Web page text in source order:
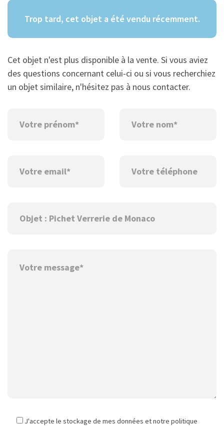
Trop tard, cet objet a été vendu récemment.
Cet objet n'est plus disponible à la vente. Si vous aviez
des questions concernant celui-ci ou si vous recherchiez
un objet similaire, n'hésitez pas à nous contacter.
J'accepte le stockage de mes données et notre politique